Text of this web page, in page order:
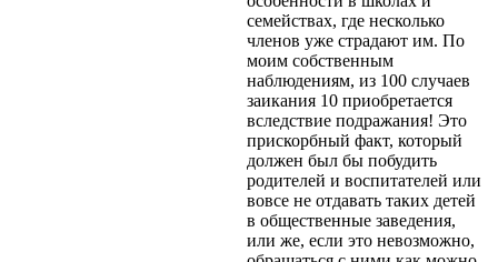
семействах, где несколько
членов уже страдают им. По
моим собственным
наблюдениям, из 100 случаев
заикания 10 приобретается
вследствие подражания! Это
прискорбный факт, который
должен был бы побудить
родителей и воспитателей или
вовсе не отдавать таких детей
в общественные заведения,
или же, если это невозможно,